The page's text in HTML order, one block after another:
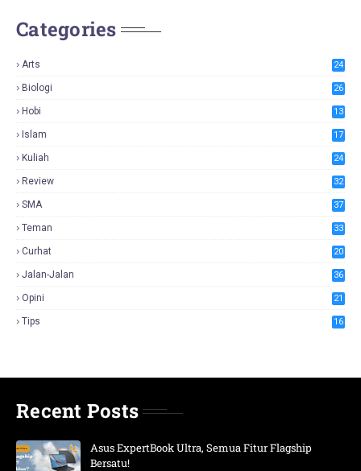
Categories
Arts 24
Biologi 26
Hobi 13
Islam 17
Kuliah 24
Review 32
SMA 37
Teman 33
Curhat 20
Jalan-Jalan 36
Opini 21
Tips 16
Recent Posts
Asus ExpertBook Ultra, Semua Fitur Flagship
Bersatu!